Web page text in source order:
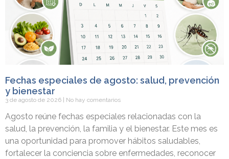
Fechas especiales de agosto: salud, prevención
y bienestar
3 de agosto de 2026 No hay comentarios
Agosto reúne fechas especiales relacionadas con la
salud, la prevención, la familia y el bienestar. Este mes es
una oportunidad para promover hábitos saludables,
fortalecer la conciencia sobre enfermedades, reconocer